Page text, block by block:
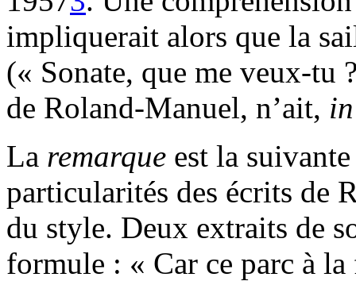
impliquerait alors que la
(« Sonate, que me veux-
de Roland-Manuel, n’ait,
La remarque est la
particularités des écrits de
du style. Deux extraits de
formule : « Car ce parc à la